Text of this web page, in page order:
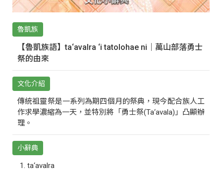
魯凱族
【魯凱族語】ta‘avalra ‘i tatolohae ni｜萬山部落勇士
祭的由來
文化介紹
傳統祖靈祭是一系列為期四個月的祭典，現今配合族人工
作求學濃縮為一天，並特別將「勇士祭(Ta‘avala)」凸顯辦
理。
小辭典
ta‘avalra